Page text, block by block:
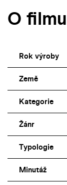
rolí: výrostka
O filmu
Rok výroby
Země
Kategorie
Žánr
Typologie
Minutáž